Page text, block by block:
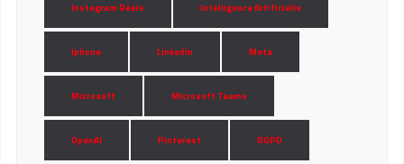
Instagram Réels Intelligence Artificielle
Iphone LinkedIn Meta
Microsoft Microsoft Teams
OpenAI Pinterest RGPD